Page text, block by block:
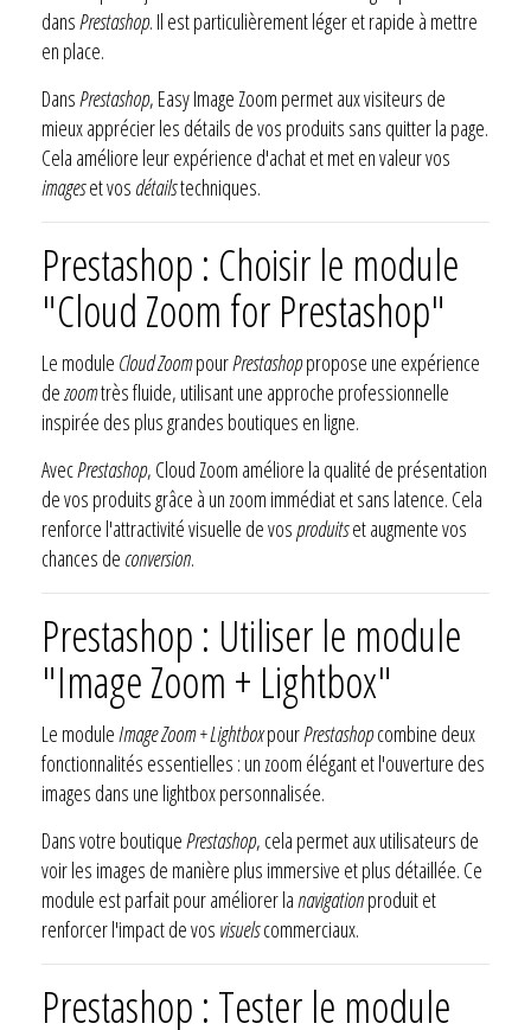
dansPrestashop. Il est particulièrement léger et rapide à mettre
en place.
DansPrestashop, Easy Image Zoom permet aux visiteurs de
mieux apprécier les détails de vos produits sans quitter la page.
Cela améliore leur expérience d'achat et met en valeur vos
imageset vos détailstechniques.
Prestashop : Choisir le module
"Cloud Zoom for Prestashop"
Le module Cloud ZoompourPrestashoppropose une expérience
dezoomtrès fluide, utilisant une approche professionnelle
inspirée des plus grandes boutiques en ligne.
AvecPrestashop, Cloud Zoom améliore la qualité de présentation
de vos produits grâce à un zoom immédiat et sans latence. Cela
renforce l'attractivité visuelle de vosproduitset augmente vos
chances de conversion.
Prestashop : Utiliser le module
"Image Zoom + Lightbox"
Le moduleImage Zoom + LightboxpourPrestashopcombine deux
fonctionnalités essentielles : un zoom élégant et l'ouverture des
images dans une lightbox personnalisée.
Dans votre boutiquePrestashop, cela permet aux utilisateurs de
voir les images de manière plus immersive et plus détaillée. Ce
module est parfait pour améliorer la navigationproduit et
renforcer l'impact de vos visuelscommerciaux.
Prestashop : Tester le module